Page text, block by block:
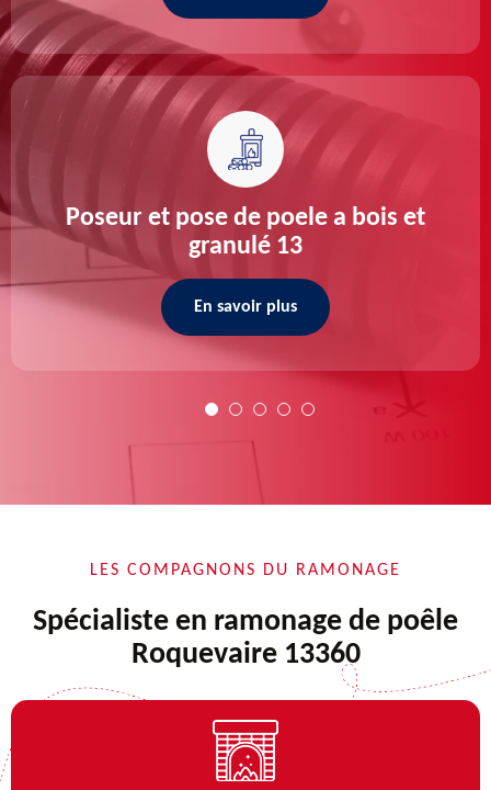
Poseur et pose de poele a bois et
granulé 13
En savoir plus
LES COMPAGNONS DU RAMONAGE
Spécialiste en ramonage de poêle
Roquevaire 13360